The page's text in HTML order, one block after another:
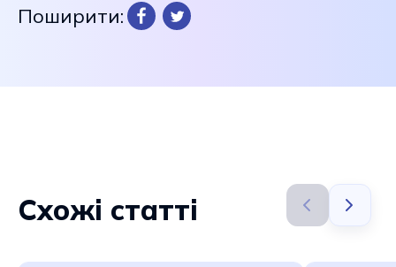
Поширити:
Схожі статті